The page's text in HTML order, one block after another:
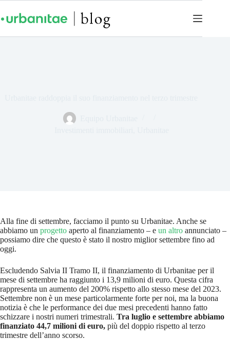
Alla fine di settembre, facciamo il punto su Urbanitae. Anche se
abbiamo un progetto aperto al finanziamento – e un altro annunciato –
possiamo dire che questo è stato il nostro miglior settembre fino ad
oggi.
Escludendo Salvia II Tramo II, il finanziamento di Urbanitae per il
mese di settembre ha raggiunto i 13,9 milioni di euro. Questa cifra
rappresenta un aumento del 200% rispetto allo stesso mese del 2023.
Settembre non è un mese particolarmente forte per noi, ma la buona
notizia è che le performance dei due mesi precedenti hanno fatto
schizzare i nostri numeri trimestrali. Tra luglio e settembre abbiamo
finanziato 44,7 milioni di euro, più del doppio rispetto al terzo
trimestre dell’anno scorso.